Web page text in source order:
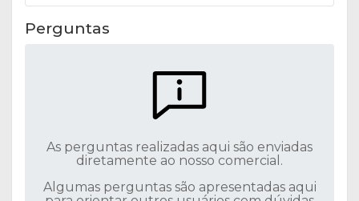
Perguntas
As perguntas realizadas aqui são enviadas
diretamente ao nosso comercial.
Algumas perguntas são apresentadas aqui